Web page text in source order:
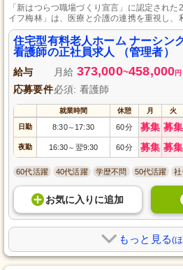
「新はつらつ職場づくり宣言」に認定され
イフ梅林」は、医療と介護の連携を重視し、
していただくためのサポートを提供する施設
住宅型有料老人ホーム ナーシン
看護師の正社員求人 （管理者）
給与 月給 373,000~458,000円
応募要件必須: 看護師
就業時間 休憩 月 火
日勤 8:30～ 17:30 60分 募集 募集
夜勤 16:30～ 翌9:30 60分 募集 募集
60代活躍 40代活躍 学歴不問 50代活躍
お気に入り に追加
もっと見る(